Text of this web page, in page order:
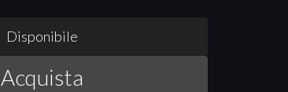
Disponibile
Acquista